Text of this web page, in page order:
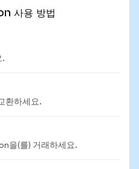
사용 방법
.
환하세요.
을(를) 거래하세요.